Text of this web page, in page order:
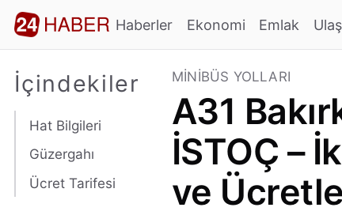
Haberler Ekonomi Emlak
İçindekiler
Hat Bilgileri
Güzergahı
Ücret Tarifesi
MINIBÜS YOLLARI
A31
İSTOÇ –
ve